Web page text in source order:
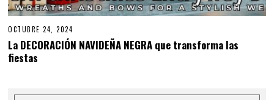
OCTUBRE 24, 2024
La DECORACIÓN NAVIDEÑA NEGRA que transforma las
fiestas